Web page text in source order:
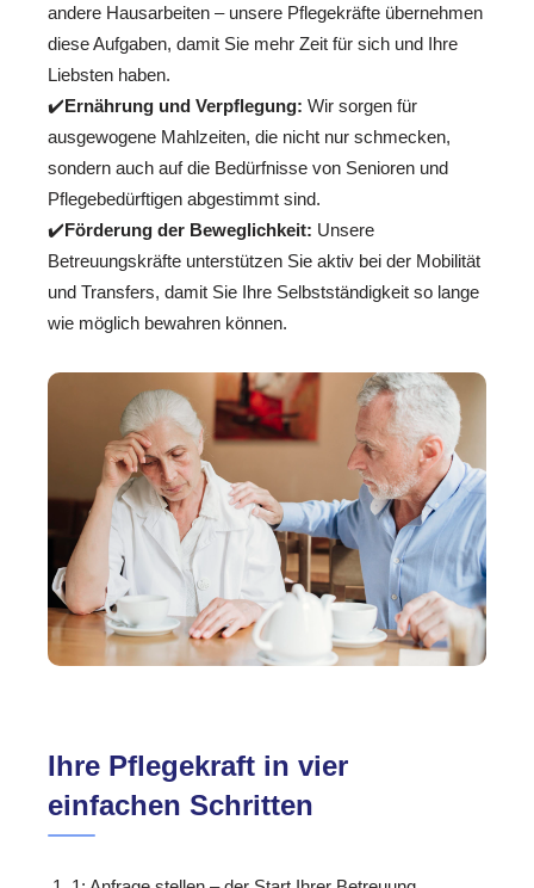
andere Hausarbeiten – unsere Pflegekräfte übernehmen
diese Aufgaben, damit Sie mehr Zeit für sich und Ihre
Liebsten haben.
✔️Ernährung und Verpflegung: Wir sorgen für
ausgewogene Mahlzeiten, die nicht nur schmecken,
sondern auch auf die Bedürfnisse von Senioren und
Pflegebedürftigen abgestimmt sind.
✔️Förderung der Beweglichkeit: Unsere
Betreuungskräfte unterstützen Sie aktiv bei der Mobilität
und Transfers, damit Sie Ihre Selbstständigkeit so lange
wie möglich bewahren können.
Ihre Pflegekraft in vier
einfachen Schritten